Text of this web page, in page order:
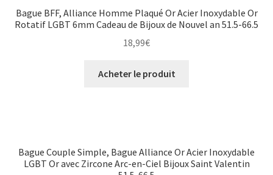
Bague BFF, Alliance Homme Plaqué Or Acier Inoxydable Or
Rotatif LGBT 6mm Cadeau de Bijoux de Nouvel an 51.5-66.5
18,99€
Acheter le produit
Bague Couple Simple, Bague Alliance Or Acier Inoxydable
LGBT Or avec Zircone Arc-en-Ciel Bijoux Saint Valentin